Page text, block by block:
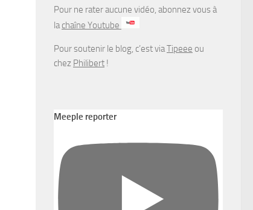
Pour ne rater aucune vidéo, abonnez vous à
lachaîne Youtube
Pour soutenir le blog, c’est viaTipeee ou
chez Philibert !
Meeple reporter